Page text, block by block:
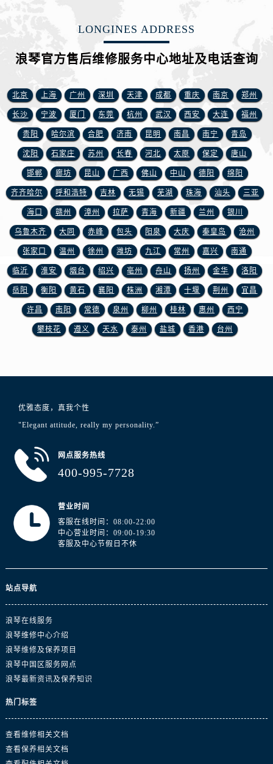
福建省南平市建阳区人民西路浪琴售后服务中心（需提前预约）
福建省三明市三元区东乾二路浪琴售后服务中心（需提前预约）
福建省漳州市龙文区步港路浪琴售后服务中心（需提前预约）
江苏省常州市新北区龙锦路1590号现代传媒中心5号楼10层1008室浪琴售后服务中心（需提前预约）
江苏省淮安市清江浦区淮海北路浪琴售后服务中心（需提前预约）
江苏省连云港市海州区通灌北路浪琴售后服务中心（需提前预约）
江苏省南京市秦淮区中山南路1号南京中心22层22-C1-C3室浪琴售后服务中心（需提前预约）
江苏省宿迁市宿城区西湖路浪琴售后服务中心（需提前预约）
江苏省泰州市海陵区永定东路399号置地商务中心东塔（华润万象城）17层1706室浪琴售后服务中心（需提前预约）
江苏省徐州市鼓楼区淮海东路29号苏宁广场IFC国际金融中心35层3508室浪琴售后服务中心（需提前预约）
江苏省盐城市盐都区世纪大道5号盐城金融城写字楼1号楼16层1604室浪琴售后服务中心（需提前预约）
江苏省扬州市邗江区国展路29号星耀天地写字楼1号楼18层1803室浪琴售后服务中心（需提前预约）
江苏省镇江市京口区中山东路浪琴售后服务中心（需提前预约）
江西省抚州市临川区赣东大道浪琴售后服务中心（需提前预约）
江西省九江市浔阳区浔阳路浪琴售后服务中心（需提前预约）
上海市徐汇区虹桥路3号港汇中心2座37层3705室浪琴售后服务中心（需提前预约）
LONGINES ADDRESS
浪琴官方售后维修服务中心地址及电话查询
北京 上海 广州 深圳 天津 成都 重庆 南京 郑州
长沙 宁波 厦门 东莞 杭州 武汉 西安 大连 福州
贵阳 哈尔滨 合肥 济南 昆明 南昌 南宁 青岛
沈阳 石家庄 苏州 长春 河北 太原 保定 唐山
邯郸 廊坊 昆山 广西 佛山 中山 德阳 绵阳
齐齐哈尔 呼和浩特 吉林 无锡 芜湖 珠海 汕头 三亚
海口 赣州 漳州 拉萨 青海 新疆 兰州 银川
乌鲁木齐 大同 赤峰 包头 阳泉 大庆 秦皇岛 沧州
张家口 温州 徐州 潍坊 九江 常州 嘉兴 南通
临沂 淮安 烟台 绍兴 亳州 舟山 扬州 金华 洛阳
岳阳 衡阳 黄石 襄阳 株洲 湘潭 十堰 荆州 宜昌
许昌 南阳 常德 泉州 柳州 桂林 惠州 西宁
攀枝花 遵义 天水 泰州 盐城 香港 台州
优雅态度，真我个性
"Elegant attitude, really my personality.”
网点服务热线
400-995-7728
营业时间
客服在线时间：08:00-22:00
中心营业时间：09:00-19:30
客服及中心节假日不休
站点导航
浪琴在线服务
浪琴维修中心介绍
浪琴维修及保养项目
浪琴中国区服务网点
浪琴最新资讯及保养知识
热门标签
查看维修相关文档
查看保养相关文档